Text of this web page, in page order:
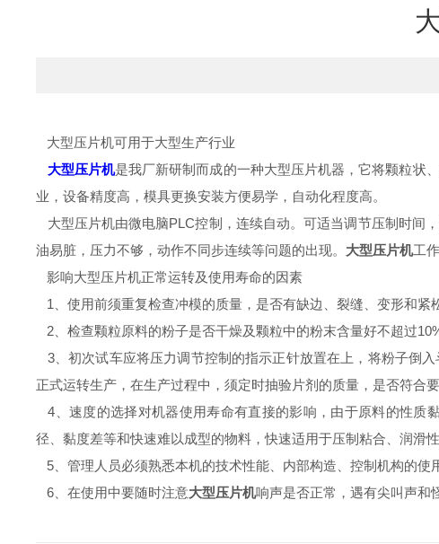
大型压片机可用于大型生产行业
大型压片机是我厂新研制而成的一种大型压片机器，它将颗粒状
业，设备精度高，模具更换安装方便易学，自动化程度高。
大型压片机由微电脑PLC控制，连续自动。可适当调节压制时间
油易脏，压力不够，动作不同步连续等问题的出现。 大型压片机工
影响大型压片机正常运转及使用寿命的因素
1、使用前须重复检查冲模的质量，是否有缺边、裂缝、变形和紧
2、检查颗粒原料的粉子是否干燥及颗粒中的粉末含量好不超过
3、初次试车应将压力调节控制的指示正针放置在上，将粉子倒
正式运转生产，在生产过程中，须定时抽验片剂的质量，是否符合
4、速度的选择对机器使用寿命有直接的影响，由于原料的性质
径、黏度差等和快速难以成型的物料，快速适用于压制粘合、润滑
5、管理人员必须熟悉本机的技术性能、内部构造、控制机构的使
6、在使用中要随时注意大型压片机响声是否正常，遇有尖叫声和